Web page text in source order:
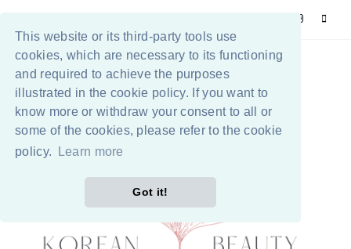
This website or its third-party tools use
cookies, which are necessary to its functioning
and required to achieve the purposes
illustrated in the cookie policy. If you want to
know more or withdraw your consent to all or
some of the cookies, please refer to the cookie
policy.
Learn more
Got it!